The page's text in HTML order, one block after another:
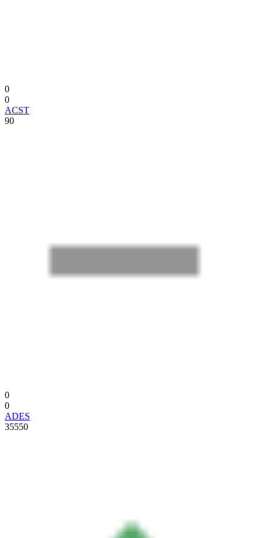
0
0
ACST
90
0
0
ADES
35550